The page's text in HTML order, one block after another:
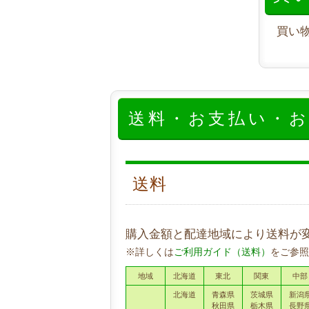
買い
送料・お支払い・
送料
購入金額と配達地域により送料が
※詳しくはご利用ガイド（送料） をご参
地域 北海道 東北 関東 中部
北海道
青森県
秋田県
茨城県
栃木県
新潟
長野